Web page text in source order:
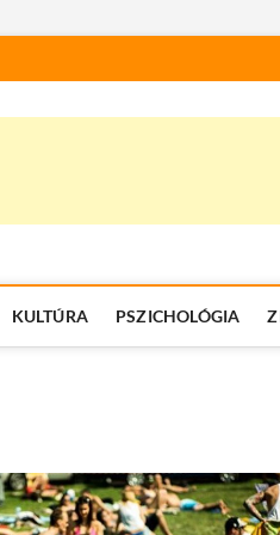
KULTÚRA PSZICHOLÓGIA